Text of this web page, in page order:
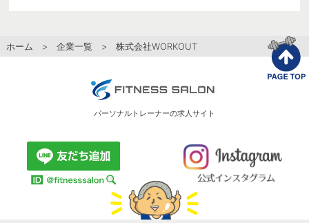
ホーム > 企業一覧 > 株式会社WORKOUT
パーソナルトレーナーの求人サイト